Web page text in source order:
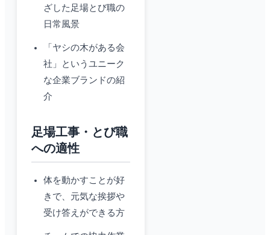
ざした足場とび職の
日常風景
「ヤシの木がある会
社」というユニーク
な企業ブランドの紹
介
足場工事・とび職
への適性
体を動かすことが好
きで、元気な挨拶や
受け答えができる方